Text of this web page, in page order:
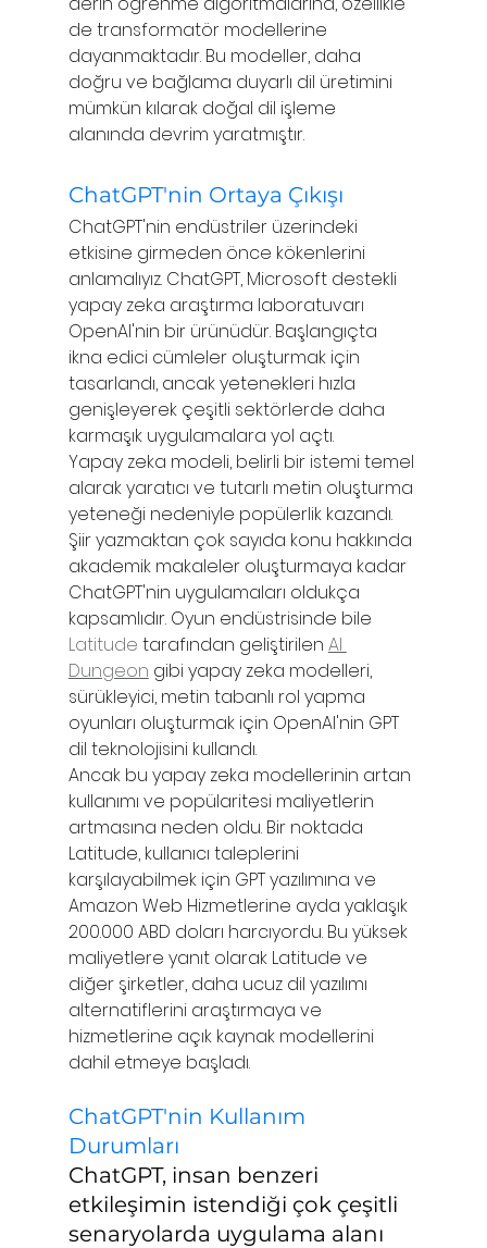
de transformatör modellerine
dayanmaktadır. Bu modeller, daha
doğru ve bağlama duyarlı dil üretimini
mümkün kılarak doğal dil işleme
alanında devrim yaratmıştır.
ChatGPT'nin Ortaya Çıkışı
ChatGPT'nin endüstriler üzerindeki
etkisine girmeden önce kökenlerini
anlamalıyız. ChatGPT, Microsoft destekli
yapay zeka araştırma laboratuvarı
OpenAI'nin bir ürünüdür. Başlangıçta
ikna edici cümleler oluşturmak için
tasarlandı, ancak yetenekleri hızla
genişleyerek çeşitli sektörlerde daha
karmaşık uygulamalara yol açtı.
Yapay zeka modeli, belirli bir istemi temel
alarak yaratıcı ve tutarlı metin oluşturma
yeteneği nedeniyle popülerlik kazandı.
Şiir yazmaktan çok sayıda konu hakkında
akademik makaleler oluşturmaya kadar
ChatGPT'nin uygulamaları oldukça
kapsamlıdır. Oyun endüstrisinde bile
Latitude tarafından geliştirilen AI
Dungeon gibi yapay zeka modelleri,
sürükleyici, metin tabanlı rol yapma
oyunları oluşturmak için OpenAI'nin GPT
dil teknolojisini kullandı.
Ancak bu yapay zeka modellerinin artan
kullanımı ve popülaritesi maliyetlerin
artmasına neden oldu. Bir noktada
Latitude, kullanıcı taleplerini
karşılayabilmek için GPT yazılımına ve
Amazon Web Hizmetlerine ayda yaklaşık
200.000 ABD doları harcıyordu. Bu yüksek
maliyetlere yanıt olarak Latitude ve
diğer şirketler, daha ucuz dil yazılımı
alternatiflerini araştırmaya ve
hizmetlerine açık kaynak modellerini
dahil etmeye başladı.
ChatGPT'nin Kullanım
Durumları
ChatGPT, insan benzeri
etkileşimin istendiği çok çeşitli
senaryolarda uygulama alanı